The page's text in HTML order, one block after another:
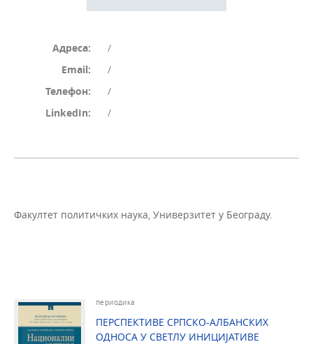
Адреса:
/
Email:
/
Телефон:
/
LinkedIn:
/
Факултет политичких наука, Универзитет у Београду.
периодика
ПЕРСПЕКТИВЕ СРПСКО-АЛБАНСКИХ
ОДНОСА У СВЕТЛУ ИНИЦИЈАТИВЕ